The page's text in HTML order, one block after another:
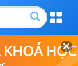
HỌC